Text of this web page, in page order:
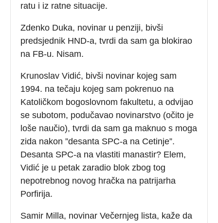
ratu i iz ratne situacije.
Zdenko Duka, novinar u penziji, bivši
predsjednik HND-a, tvrdi da sam ga blokirao
na FB-u. Nisam.
Krunoslav Vidić, bivši novinar kojeg sam
1994. na tečaju kojeg sam pokrenuo na
Katoličkom bogoslovnom fakultetu, a odvijao
se subotom, podučavao novinarstvo (očito je
loše naučio), tvrdi da sam ga maknuo s moga
zida nakon ”desanta SPC-a na Cetinje”.
Desanta SPC-a na vlastiti manastir? Elem,
Vidić je u petak zaradio blok zbog tog
nepotrebnog novog hračka na patrijarha
Porfirija.
Samir Milla, novinar Večernjeg lista, kaže da